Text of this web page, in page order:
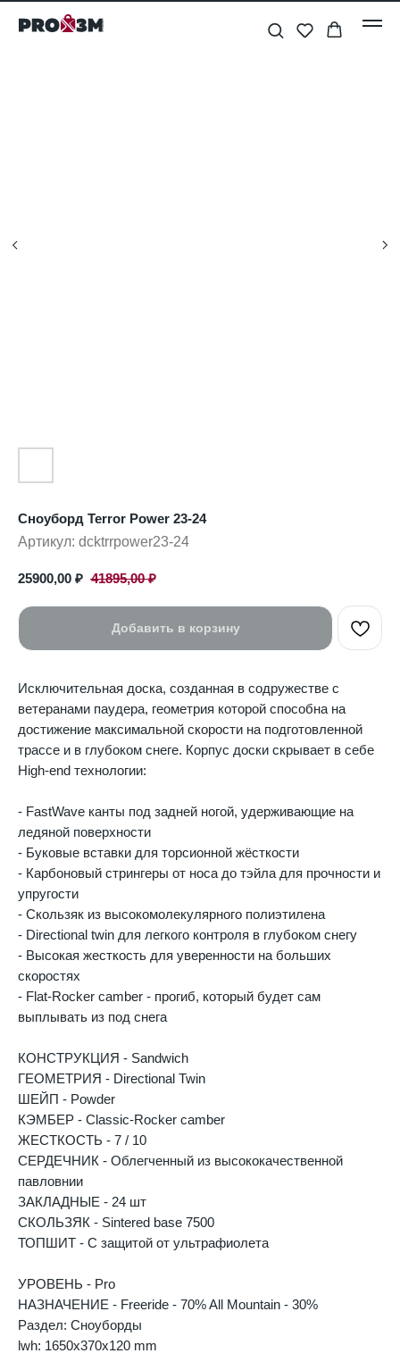
Сноуборд Terror Power 23-24
Артикул: dcktrrpower23-24
25900,00 ₽ 41895,00 ₽
Добавить в корзину
Исключительная доска, созданная в содружестве с
ветеранами паудера, геометрия которой способна на
достижение максимальной скорости на подготовленной
трассе и в глубоком снеге. Корпус доски скрывает в себе
High-end технологии:
- FastWave канты под задней ногой, удерживающие на
ледяной поверхности
- Буковые вставки для торсионной жёсткости
- Карбоновый стрингеры от носа до тэйла для прочности и
упругости
- Скользяк из высокомолекулярного полиэтилена
- Directional twin для легкого контроля в глубоком снегу
- Высокая жесткость для уверенности на больших
скоростях
- Flat-Rocker camber - прогиб, который будет сам
выплывать из под снега
КОНСТРУКЦИЯ - Sandwich
ГЕОМЕТРИЯ - Directional Twin
ШЕЙП - Powder
КЭМБЕР - Classic-Rocker camber
ЖЕСТКОСТЬ - 7 / 10
СЕРДЕЧНИК - Облегченный из высококачественной
павловнии
ЗАКЛАДНЫЕ - 24 шт
СКОЛЬЗЯК - Sintered base 7500
ТОПШИТ - С защитой от ультрафиолета
УРОВЕНЬ - Pro
НАЗНАЧЕНИЕ - Freeride - 70% All Mountain - 30%
Раздел: Сноуборды
lwh: 1650x370x120 mm